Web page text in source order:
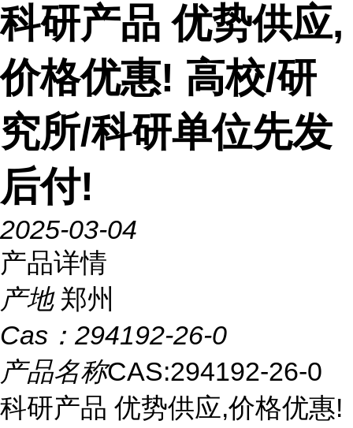
科研产品 优势供应,
价格优惠! 高校/研
究所/科研单位先发
后付!
2025-03-04
产品详情
产地 郑州
Cas： 294192-26-0
产品名称CAS:294192-26-0
科研产品 优势供应,价格优惠!